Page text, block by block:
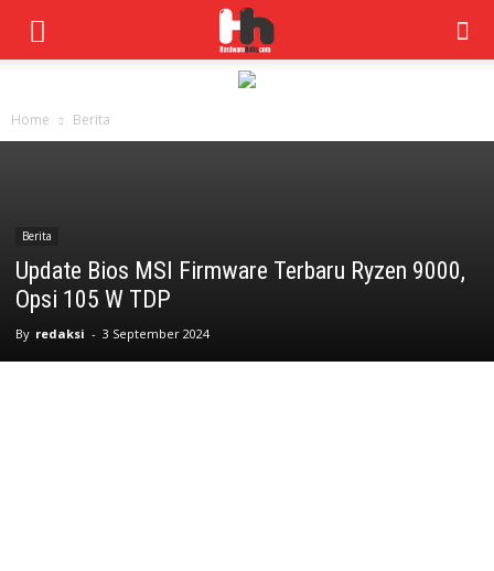
Home Berita
Berita
Update Bios MSI Firmware Terbaru Ryzen 9000,
Opsi 105 W TDP
By redaksi - 3 September 2024